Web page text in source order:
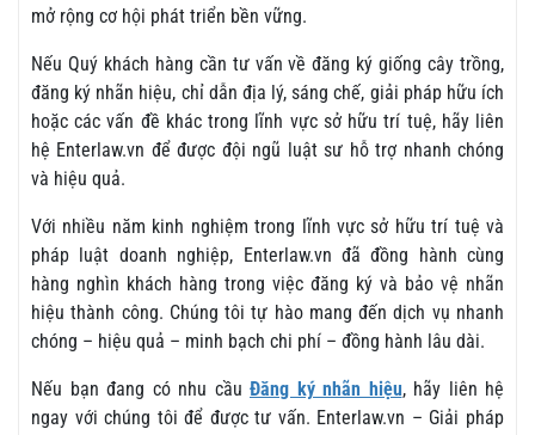
mở rộng cơ hội phát triển bền vững.
Nếu Quý khách hàng cần tư vấn về đăng ký giống cây trồng,
đăng ký nhãn hiệu, chỉ dẫn địa lý, sáng chế, giải pháp hữu ích
hoặc các vấn đề khác trong lĩnh vực sở hữu trí tuệ, hãy liên
hệ Enterlaw.vn để được đội ngũ luật sư hỗ trợ nhanh chóng
và hiệu quả.
Với nhiều năm kinh nghiệm trong lĩnh vực sở hữu trí tuệ và
pháp luật doanh nghiệp, Enterlaw.vn đã đồng hành cùng
hàng nghìn khách hàng trong việc đăng ký và bảo vệ nhãn
hiệu thành công. Chúng tôi tự hào mang đến dịch vụ nhanh
chóng – hiệu quả – minh bạch chi phí – đồng hành lâu dài.
Nếu bạn đang có nhu cầu Đăng ký nhãn hiệu, hãy liên hệ
ngay với chúng tôi để được tư vấn. Enterlaw.vn – Giải pháp